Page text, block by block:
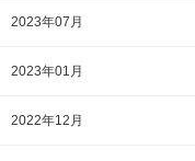
2023年07月
2023年01月
2022年12月